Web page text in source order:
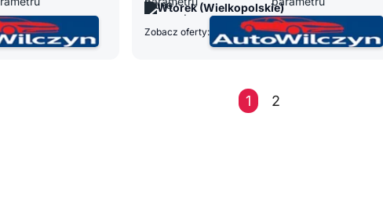
Wtórek (Wielkopolskie)
Zobacz oferty:
1 2